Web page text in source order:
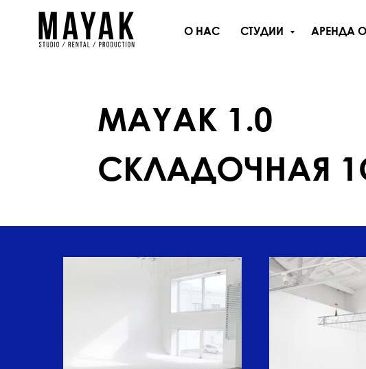
О НАС СТУДИИ АРЕНДА
MAYAK 1.0
СКЛАДОЧНАЯ